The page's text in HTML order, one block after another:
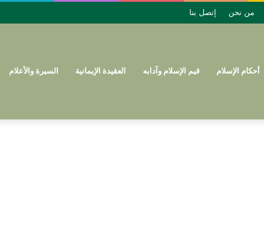
من نحن إتصل بنا
أحكام الإسلام قيم الإسلام وآدابه العقيدة الإيمانية السيرة والأعلام